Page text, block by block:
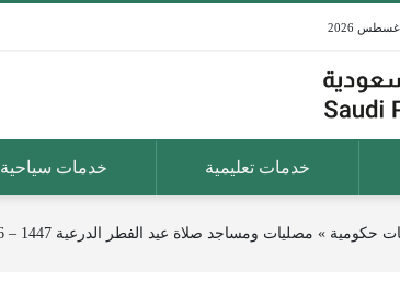
خدمات تعليمية خدمات سياحية
حكومية » مصليات ومساجد صلاة عيد الفطر الدرعية 1447 – 2026